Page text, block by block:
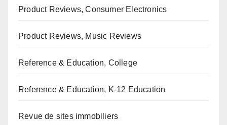
Product Reviews, Consumer Electronics
Product Reviews, Music Reviews
Reference & Education, College
Reference & Education, K-12 Education
Revue de sites immobiliers